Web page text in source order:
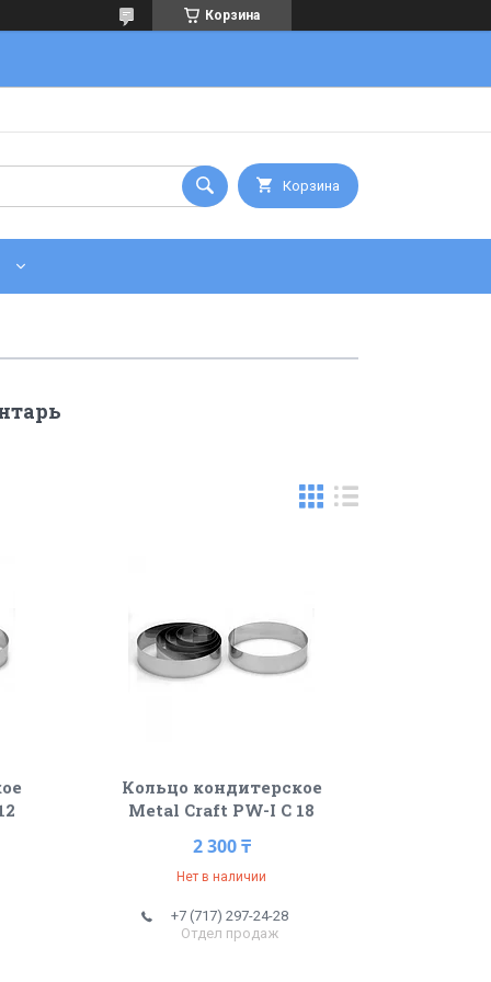
Корзина
Корзина
Кольцо кондитерское
Metal Craft PW-I C 18
2 300 ₸
Нет в наличии
+7 (717) 297-24-28
Отдел продаж